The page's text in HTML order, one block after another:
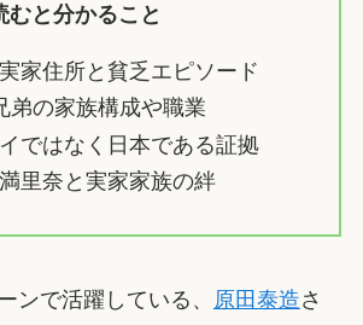
むと分かること
家住所と貧乏エピソード
弟の家族構成や職業
ではなく日本である証拠
里奈と実家家族の絆
ンで活躍している、 原田泰造さ